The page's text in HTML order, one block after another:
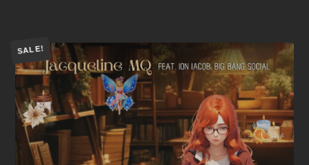
SALE!